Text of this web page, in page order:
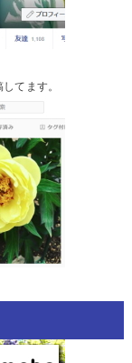
てます。